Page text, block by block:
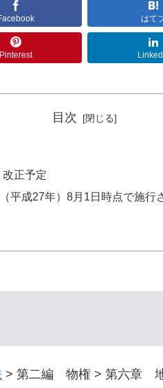
はて
Pinterest
目次
正予定
平成27年）8月1日時点で施行
> 第二編 物権 > 第六章